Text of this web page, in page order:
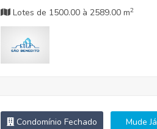
Lotes de 1500.00 à 2589.00 m2
Condomínio Fechado Mude Já